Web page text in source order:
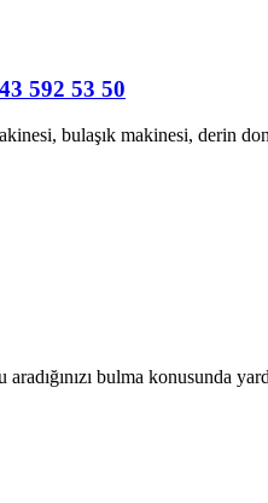
592 53 50
bulaşık makinesi, derin
bulma konusunda